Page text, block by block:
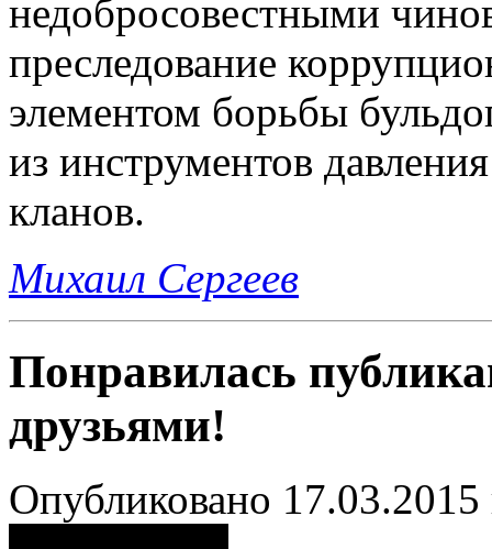
недобросовестными
преследование
элементом борьбы
из инструментов
кланов.
Михаил Сергеев
Понравилась
друзьями!
Опубликовано